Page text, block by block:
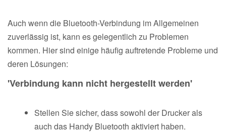
Auch wenn die Bluetooth-Verbindung im Allgemeinen
zuverlässig ist, kann es gelegentlich zu Problemen
kommen. Hier sind einige häufig auftretende Probleme und
deren Lösungen:
'Verbindung kann nicht hergestellt werden'
Stellen Sie sicher, dass sowohl der Drucker als
auch das Handy Bluetooth aktiviert haben.